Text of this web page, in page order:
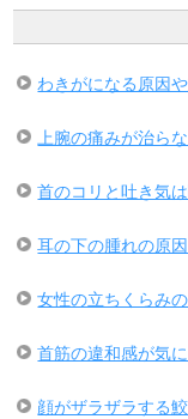
わきがになる原因
上腕の痛みが治ら
首のコリと吐き気
耳の下の腫れの原
女性の立ちくらみ
首筋の違和感が気
顔がザラザラする